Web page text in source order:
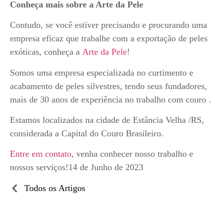
Conheça mais sobre a Arte da Pele
Contudo, se você estiver precisando e procurando uma
empresa eficaz que trabalhe com a exportação de peles
exóticas, conheça a Arte da Pele!
Somos uma empresa especializada no curtimento e
acabamento de peles silvestres, tendo seus fundadores,
mais de 30 anos de experiência no trabalho com couro .
Estamos localizados na cidade de Estância Velha /RS,
considerada a Capital do Couro Brasileiro.
Entre em contato, venha conhecer nosso trabalho e
nossos serviços!14 de Junho de 2023
Todos os Artigos